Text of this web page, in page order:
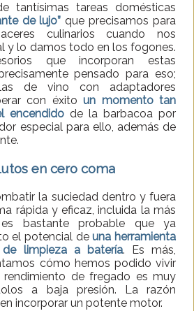
tantísimas tareas domésticas
de lujo” que precisamos para
culinarios cuando nos
y lo damos todo en los fogones.
que incorporan estas
pensado para eso;
de vino con adaptadores
con éxitoun momento tan
encendido de la barbacoa por
especial para ello, además de
en cero coma
la suciedad dentro y fuera
rápida y eficaz, incluida la más
bastante probable que ya
el potencial deuna herramienta
limpieza a batería. Es más,
cómo hemos podido vivir
de fregado es muy
a baja presión. La razón
incorporar un potente motor.